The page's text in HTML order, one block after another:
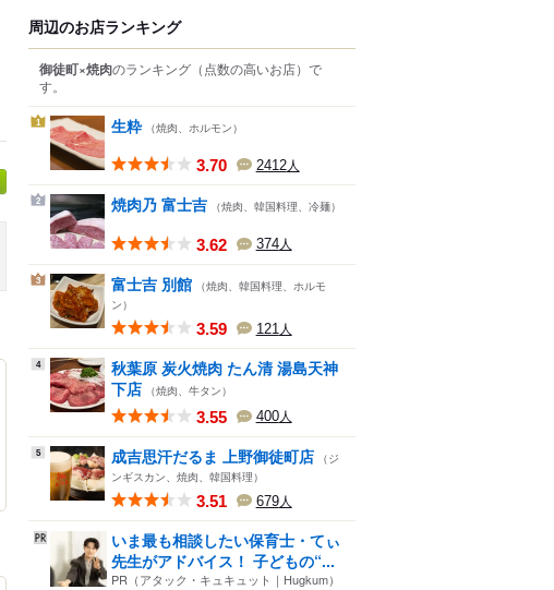
周辺のお店ランキング
御徒町×焼肉のランキング （点数の高いお店） で
す。
1 生粋 （焼肉、ホルモン）
3.70 2412人
2 焼肉乃 富士吉 （焼肉、韓国料理、冷麺）
3.62 374人
3 富士吉 別館 （焼肉、韓国料理、ホルモ
ン）
3.59 121 人
4
秋葉原 炭火焼肉 たん清 湯島天神
下店 （焼肉、牛タン）
3.55 400人
5 成吉思汗だるま 上野御徒町店 （ジ
ンギスカン、焼肉、韓国料理）
3.51 679人
いま最も相談したい保育士・てぃ
先生がアドバイス！ 子どもの“...
PR（アタック・キュキュット｜Hugkum）